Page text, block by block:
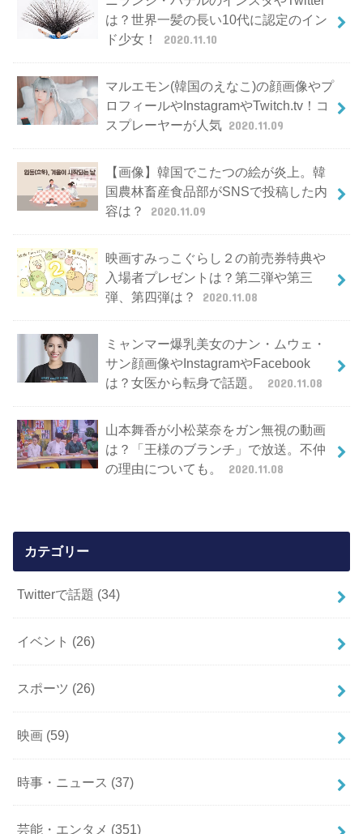
は？世界一髪の長い10代に認定のイン
ド少女！
2020.11.10
マルエモン(韓国のえなこ)の顔画像やプ
ロフィールやInstagramやTwitch.tv！コ
スプレーヤーが人気 2020.11.09
【画像】韓国でこたつの絵が炎上。韓
国農林畜産食品部がSNSで投稿した内
容は？
2020.11.09
映画すみっこぐらし２の前売券特典や
入場者プレゼントは？第二弾や第三
弾、第四弾は？
2020.11.08
ミャンマー爆乳美女のナン・ムウェ・
サン顔画像やInstagramやFacebook
は？女医から転身で話題。
2020.11.08
山本舞香が小松菜奈をガン無視の動画
は？「王様のブランチ」で放送。不仲
の理由についても。
2020.11.08
カテゴリー
Twitterで話題 (34)
イベント (26)
スポーツ (26)
映画 (59)
時事・ニュース (37)
芸能・エンタメ (351)